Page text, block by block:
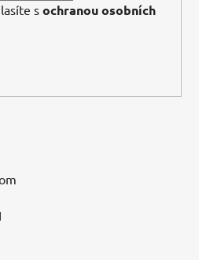
s ochranou osobních